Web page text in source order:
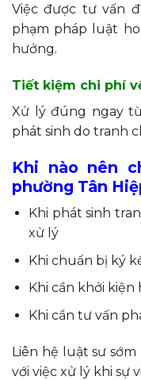
Việc được tư vấn
phạm pháp luật
hưởng.
Tiết kiệm chi phí
Xử lý đúng ngay
phát sinh do tranh
Khi nào nên
phường Tân
Khi phát sinh
xử lý
Khi chuẩn bị ký
Khi cần khởi
Khi cần tư vấn
Liên hệ luật sư
với việc xử lý khi sự